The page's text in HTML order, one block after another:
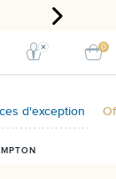
0
d'exception